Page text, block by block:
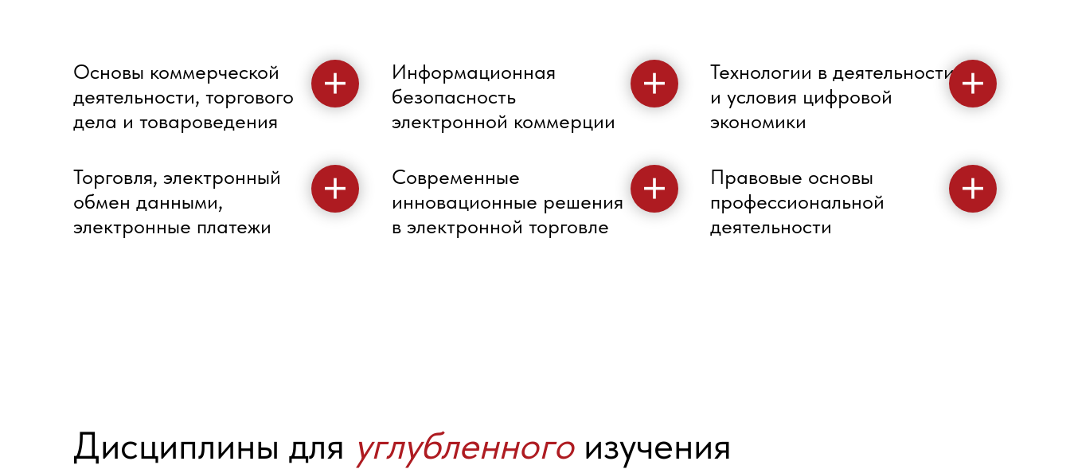
Правовые основы
профессиональной
деятельности
Современные
инновационные решения
в электронной торговле
Торговля, электронный
обмен данными,
электронные платежи
Основы коммерческой
деятельности, торгового
дела и товароведения
Информационная
безопасность
электронной коммерции
Технологии в деятельности
и условия цифровой
экономики
Дисциплины для углубленногоизучения